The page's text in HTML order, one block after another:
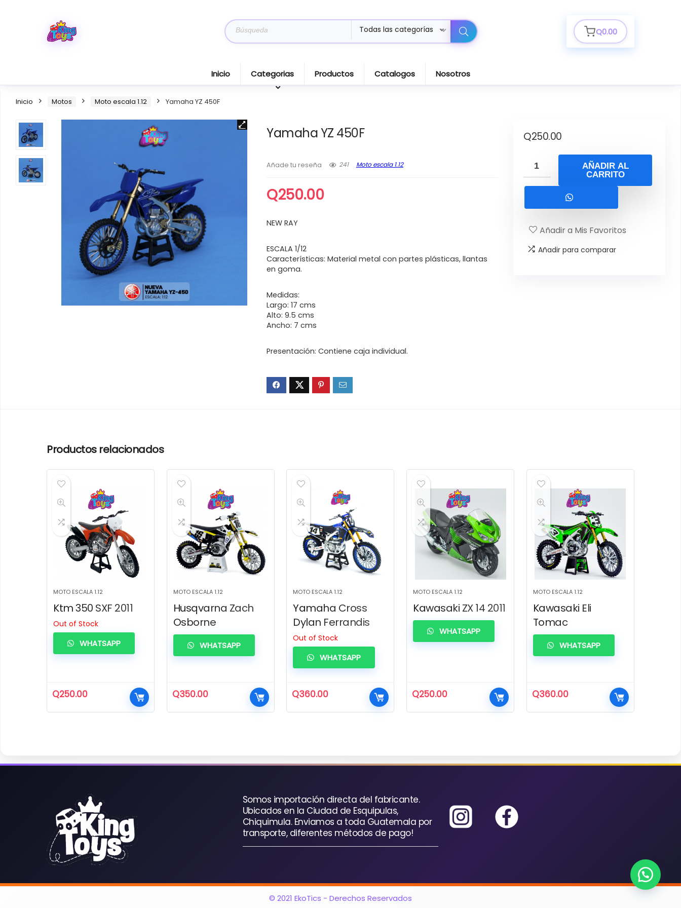
Search
for:
Todas las categorías Q0.00
Inicio Categorias Productos Catalogos Nosotros
Inicio Motos Moto escala 1.12 Yamaha YZ 450F
Yamaha YZ 450F
Añade tu reseña 241 Moto escala 1.12
Q250.00
NEW RAY
ESCALA 1/12
Características: Material metal con partes plásticas, llantas
en goma.
Medidas:
Largo: 17 cms
Alto: 9.5 cms
Ancho: 7 cms
Presentación: Contiene caja individual.
Q250.00
AÑADIR AL
CARRITO
Añadir a Mis Favoritos
Añadir para comparar
Productos relacionados
MOTO ESCALA 1.12
Ktm 350 SXF 2011
Out of Stock
Q250.00
WHATSAPP
MOTO ESCALA 1.12
Husqvarna Zach
Osborne
Q350.00
WHATSAPP
MOTO ESCALA 1.12
Yamaha Cross
Dylan Ferrandis
Out of Stock
Q360.00
WHATSAPP
MOTO ESCALA 1.12
Kawasaki ZX 14 2011
Q250.00
WHATSAPP
MOTO ESCALA 1.12
Kawasaki Eli
Tomac
Q360.00
WHATSAPP
Somos importación directa del fabricante.
Ubicados en la Ciudad de Esquipulas,
Chiquimula. Enviamos a toda Guatemala por
transporte, diferentes métodos de pago!
© 2021 EkoTics - Derechos Reservados